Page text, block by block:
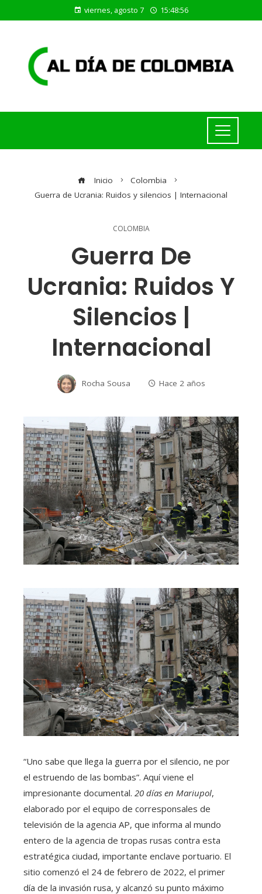
viernes, agosto 7 15:48:56
Inicio
Colombia
Guerra de Ucrania: Ruidos y silencios | Internacional
COLOMBIA
Guerra De
Ucrania: Ruidos Y
Silencios |
Internacional
Rocha Sousa Hace 2 años
“Uno sabe que llega la guerra por el silencio, ne por
el estruendo de las bombas”. Aquí viene el
impresionante documental. 20 días en Mariupol,
elaborado por el equipo de corresponsales de
televisión de la agencia AP, que informa al mundo
entero de la agencia de tropas rusas contra esta
estratégica ciudad, importante enclave portuario. El
sitio comenzó el 24 de febrero de 2022, el primer
día de la invasión rusa, y alcanzó su punto máximo